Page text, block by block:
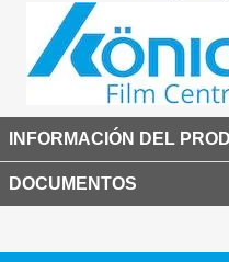
INFORMACIÓN DEL
DOCUMENTOS